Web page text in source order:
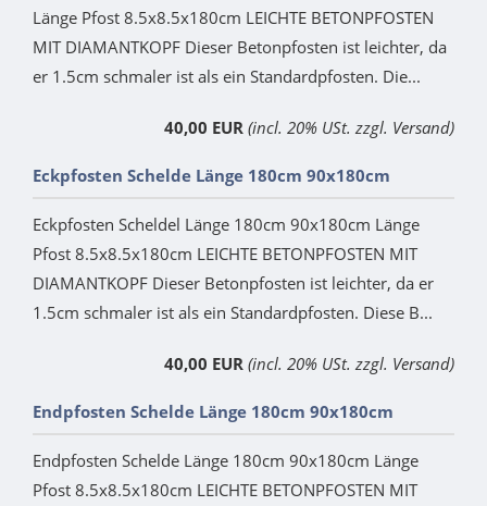
Länge Pfost 8.5x8.5x180cm LEICHTE BETONPFOSTEN
MIT DIAMANTKOPF Dieser Betonpfosten ist leichter, da
er 1.5cm schmaler ist als ein Standardpfosten. Die...
40,00 EUR (incl. 20% USt. zzgl. Versand)
Eckpfosten Schelde Länge 180cm 90x180cm
Eckpfosten Scheldel Länge 180cm 90x180cm Länge
Pfost 8.5x8.5x180cm LEICHTE BETONPFOSTEN MIT
DIAMANTKOPF Dieser Betonpfosten ist leichter, da er
1.5cm schmaler ist als ein Standardpfosten. Diese B...
40,00 EUR (incl. 20% USt. zzgl. Versand)
Endpfosten Schelde Länge 180cm 90x180cm
Endpfosten Schelde Länge 180cm 90x180cm Länge
Pfost 8.5x8.5x180cm LEICHTE BETONPFOSTEN MIT